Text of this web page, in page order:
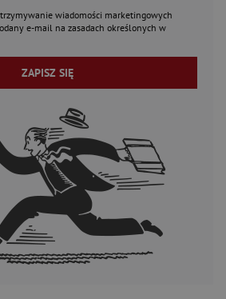
wiadomości marketingowych
e-mail na zasadach określonych w
ZAPISZ SIĘ